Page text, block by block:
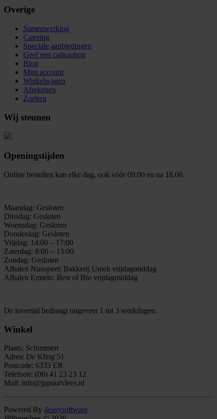
Overige
Samenwerking
Catering
Speciale aanbiedingen
Geef een cadeaubon
Blog
Mijn account
Winkelwagen
Afrekenen
Zoeken
Wij steunen
Openingstijden
Online bestellen kan elke dag, ook vóór 09.00 en na 18.00.
Maandag: Gesloten
Dinsdag: Gesloten
Woensdag: Gesloten
Donderdag: Gesloten
Vrijdag: 14:00 – 17:00
Zaterdag: 8:00 – 13:00
Zondag: Gesloten
Afhalen Nunspeet: Bakkerij Uniek vrijdagmiddag
Afhalen Ermelo: Best of Bio vrijdagmiddag
De levertijd bedraagt ongeveer 1 tot 3 werkdagen.
Winkel
Plaats: Schimmert
Adres: De Kling 51
Postcode: 6333 ER
Telefoon: (06) 41 23 23 12
Mail: info@jppuurvlees.nl
Powered By 4easysoftware